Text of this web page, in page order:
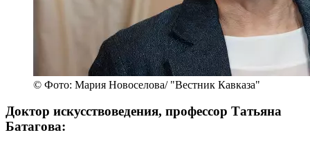
© Фото: Мария Новоселова/ "Вестник Кавказа"
Доктор искусствоведения, профессор Татьяна
Батагова: